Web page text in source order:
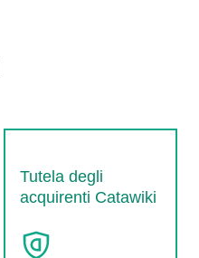
Tutela degli
acquirenti Catawiki